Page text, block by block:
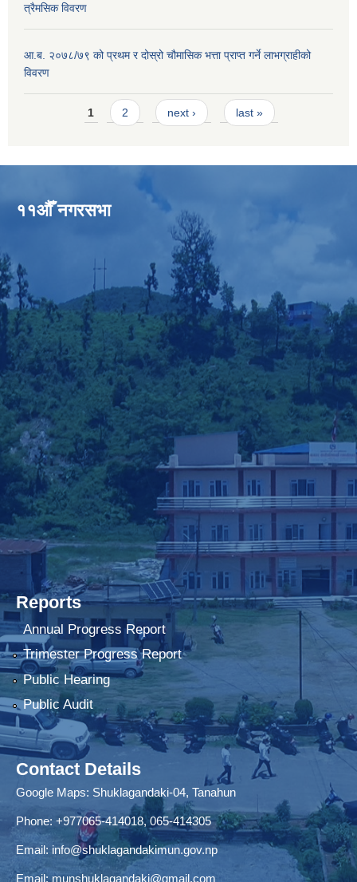
त्रैमसिक विवरण
आ.ब. २०७८/७९ को प्रथम र दोस्रो चौमासिक भत्ता प्राप्त गर्ने लाभग्राहीको
विवरण
Pages1 2 next › last »
११औँ नगरसभा
Reports
Annual Progress Report
Trimester Progress Report
Public Hearing
Public Audit
Contact Details
Google Maps: Shuklagandaki-04, Tanahun
Phone: +977065-414018,065-414305
Email: info@shuklagandakimun.gov.np
Email:munshuklagandaki@gmail.com